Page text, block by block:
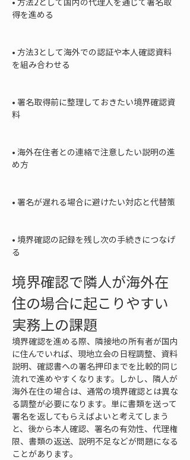
得を進める
• 方法3として海外での認証や本人確認資料
を組み合わせる
• 署名取得前に整理しておきたい境界確認資
料
• 海外在住者との連絡で注意したい説明の進
め方
• 署名が遅れる場合に避けたい対応と代替策
• 境界確認の記録を残し次の手続きにつなげ
る
境界確認で隣人が海外在
住の場合に起こりやすい
実務上の課題
境界確認を進める際、隣接地の所有者が国内
に住んでいれば、現地立会の日程調整、資料
説明、確認書への署名押印までを比較的同じ
流れで進めやすくなります。しかし、隣人が
海外在住の場合は、通常の境界確認とは異な
る調整が必要になります。単に書類を送って
署名を返してもらえばよいと考えてしまう
と、後から本人確認、署名の有効性、代理権
限、書類の返送、説明不足などが問題になる
ことがあります。